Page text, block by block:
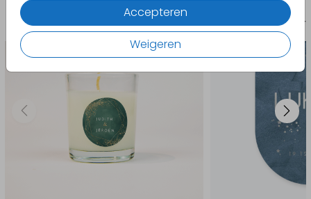
Accepteren
Weigeren